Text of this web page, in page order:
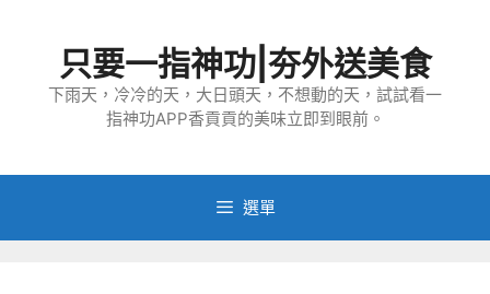
只要一指神功|夯外送美食
下雨天，冷冷的天，大日頭天，不想動的天，試試看一
指神功APP香貢貢的美味立即到眼前。
選單